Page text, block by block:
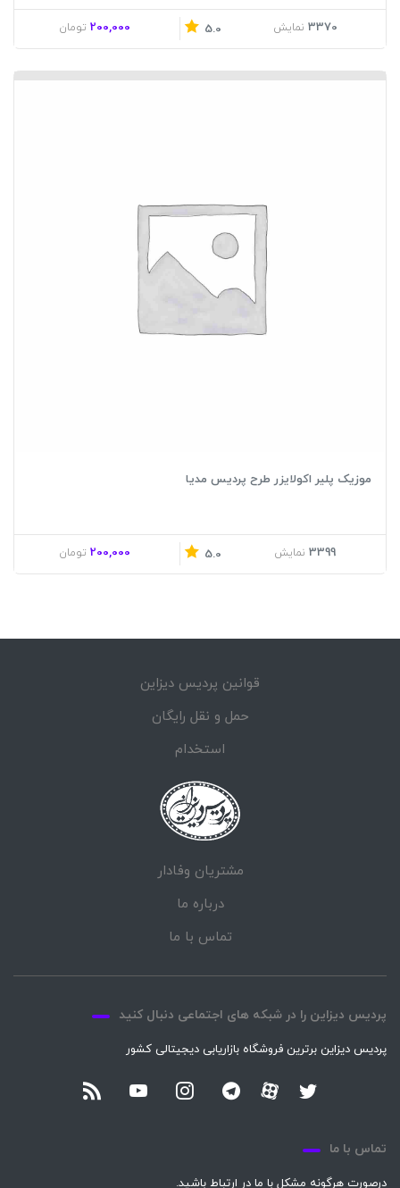
3370 نمایش 5.0
200,000 تومان
موزیک پلیر اکولایزر طرح پردیس مدیا
3399 نمایش 5.0
200,000 تومان
قوانین پردیس دیزاین
حمل و نقل رایگان
استخدام
مشتریان وفادار
درباره ما
تماس با ما
پردیس دیزاین را در شبکه های اجتماعی دنبال کنید
پردیس دیزاین برترین فروشگاه بازاریابی دیجیتالی کشور
تماس با ما
درصورت هرگونه مشکل با ما در ارتباط باشید.